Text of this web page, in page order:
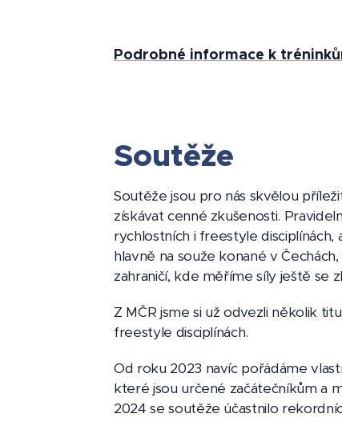
Podrobné informace k
Soutěže
Soutěže jsou pro nás skvělou
získávat cenné zkušenosti.
rychlostních i freestyle
hlavně na souže konané v
zahraničí, kde měříme síly ještě se
Z MČR jsme si už odvezli několik
freestyle disciplínách.
Od roku 2023 navíc pořádáme
které jsou určené začátečníkům a
2024 se soutěže účastnilo